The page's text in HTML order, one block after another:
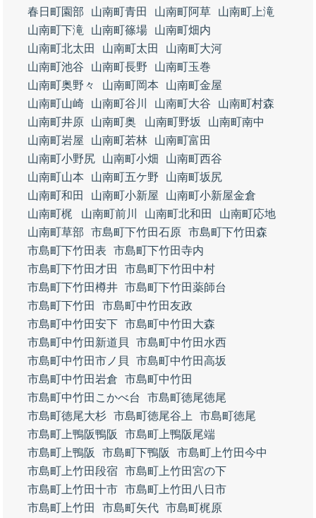
春日町園部
山南町青田 山南町阿草
山南町上滝
山南町下滝
山南町篠場
山南町畑内
山南町北太田
山南町太田
山南町大河
山南町池谷
山南町長野
山南町玉巻
山南町奥野々
山南町岡本
山南町金屋
山南町山崎
山南町谷川 山南町大谷
山南町村森
山南町井原
山南町奥 山南町野坂
山南町南中
山南町岩屋
山南町若林
山南町富田
山南町小野尻
山南町小畑
山南町西谷
山南町山本
山南町五ケ野
山南町坂尻
山南町和田
山南町小新屋
山南町小新屋金倉
山南町梶
山南町前川 山南町北和田
山南町応地
山南町草部
市島町下竹田石原 市島町下竹田森
市島町下竹田表
市島町下竹田寺内
市島町下竹田才田
市島町下竹田中村
市島町下竹田樽井 市島町下竹田薬師台
市島町下竹田
市島町中竹田友政
市島町中竹田安下 市島町中竹田大森
市島町中竹田新道貝
市島町中竹田水西
市島町中竹田市ノ貝
市島町中竹田高坂
市島町中竹田岩倉
市島町中竹田
市島町中竹田こかべ台
市島町徳尾徳尾
市島町徳尾大杉 市島町徳尾谷上
市島町徳尾
市島町上鴨阪鴨阪
市島町上鴨阪尾端
市島町上鴨阪
市島町下鴨阪
市島町上竹田今中
市島町上竹田段宿
市島町上竹田宮の下
市島町上竹田十市 市島町上竹田八日市
市島町上竹田
市島町矢代 市島町梶原